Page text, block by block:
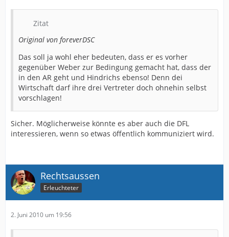
Zitat
Original von foreverDSC
Das soll ja wohl eher bedeuten, dass er es vorher
gegenüber Weber zur Bedingung gemacht hat, dass der
in den AR geht und Hindrichs ebenso! Denn dei
Wirtschaft darf ihre drei Vertreter doch ohnehin selbst
vorschlagen!
Sicher. Möglicherweise könnte es aber auch die DFL
interessieren, wenn so etwas öffentlich kommuniziert wird.
Rechtsaussen
Erleuchteter
2. Juni 2010 um 19:56